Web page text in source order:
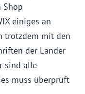
Shop
einiges an
trotzdem mit den
der Länder
sind alle
muss überprüft